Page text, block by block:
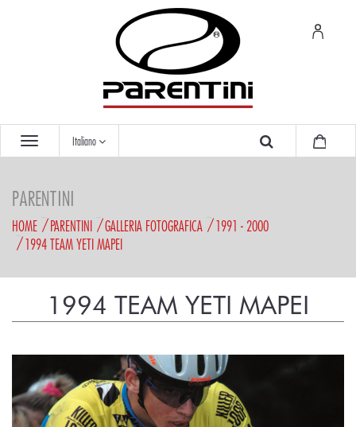
Italiano
PARENTINI
HOME PARENTINI GALLERIA FOTOGRAFICA
1991 - 2000
1994 TEAM YETI MAPEI
1994 TEAM YETI MAPEI